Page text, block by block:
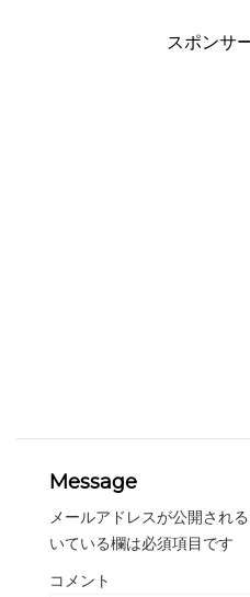
スポンサ
Message
メールアドレスが公開され
いている欄は必須項目です
コメント